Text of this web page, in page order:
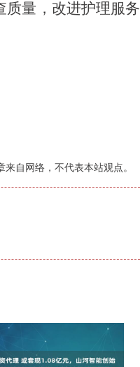
量，改进护理服务
自网络，不代表本站观点。